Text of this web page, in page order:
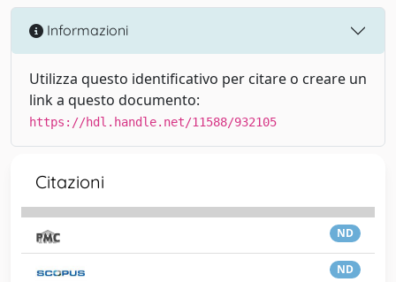
Informazioni
Utilizza questo identificativo per citare o creare un
link a questo documento:
https://hdl.handle.net/11588/932105
Citazioni
ND
ND